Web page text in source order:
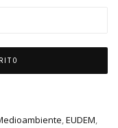
EUDEM